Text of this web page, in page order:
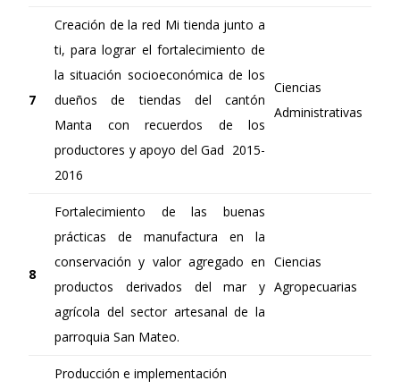
7
Creación de la red Mi tienda junto a
ti, para lograr el fortalecimiento de
la situación socioeconómica de los
dueños de tiendas del cantón
Manta con recuerdos de los
productores y apoyo del Gad 2015-
2016
Ciencias
Administrativas
8
Fortalecimiento de las buenas
prácticas de manufactura en la
conservación y valor agregado en
productos derivados del mar y
agrícola del sector artesanal de la
parroquia San Mateo.
Ciencias
Agropecuarias
Producción e implementación